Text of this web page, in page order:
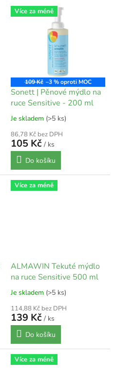
Více za méně
109 Kč –3 %
Sonett | Pěnové mýdlo na
ruce Sensitive - 200 ml
Je skladem (>5 ks)
86,78 Kč bez DPH
105 Kč / ks
Do košíku
Více za méně
ALMAWIN Tekuté mýdlo
na ruce Sensitive 500 ml
Je skladem (>5 ks)
114,88 Kč bez DPH
139 Kč / ks
Do košíku
Více za méně